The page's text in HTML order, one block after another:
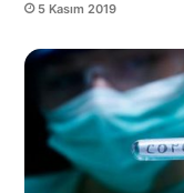
5 Kasım 2019